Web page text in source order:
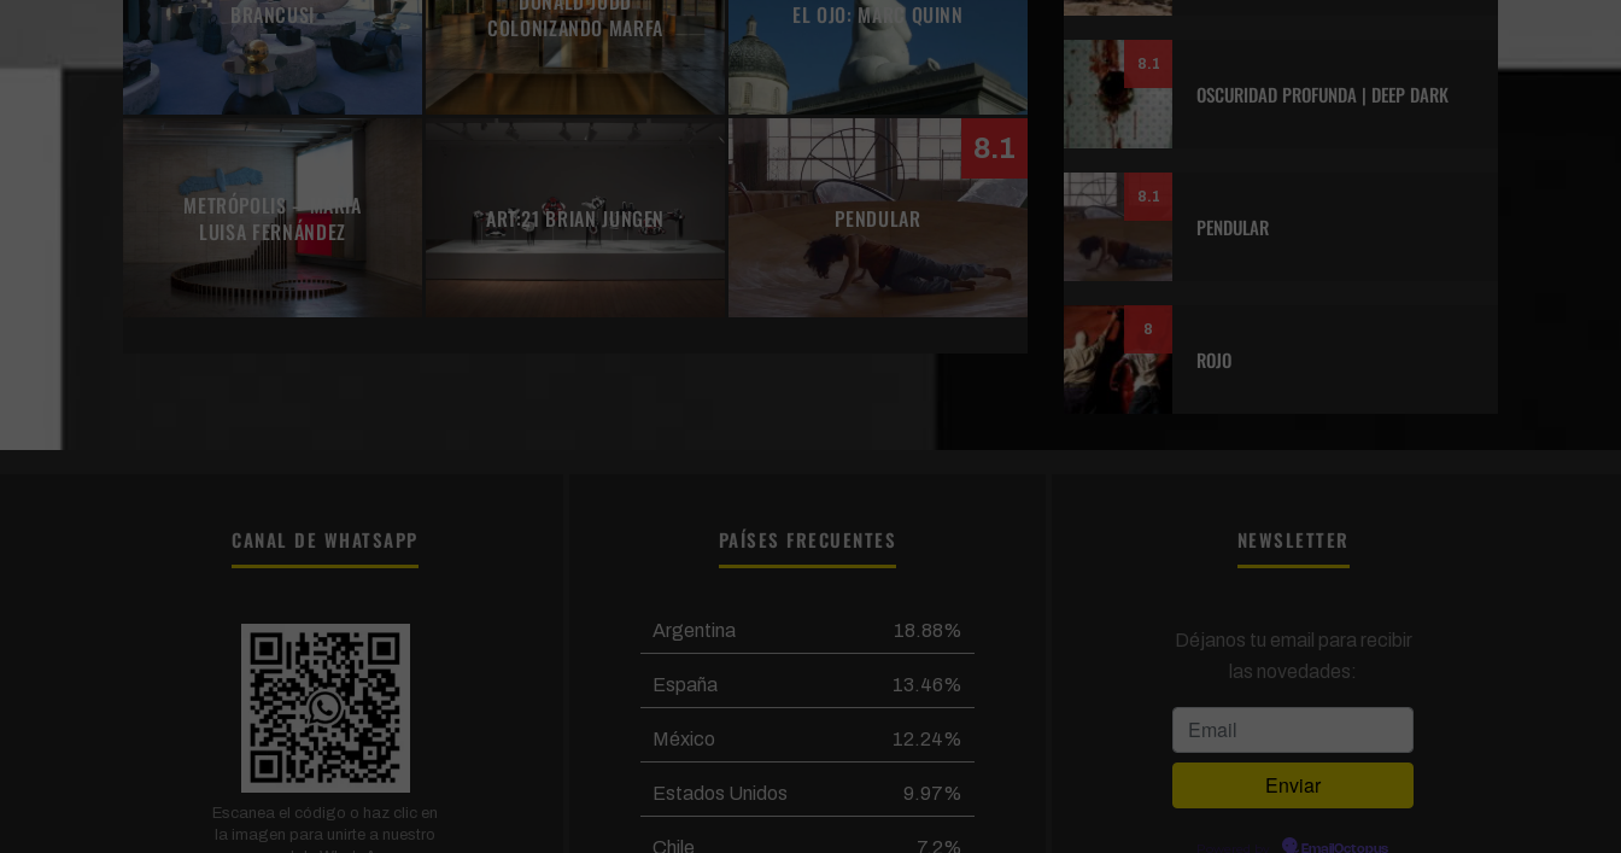
BRANCUSI
COLONIZANDO MARFA
EL OJO: MARC QUINN
METRÓPOLIS – MARÍA
LUISA FERNÁNDEZ
ART:21 BRIAN JUNGEN
8.1
PENDULAR
8.1
OSCURIDAD PROFUNDA | DEEP DARK
8.1
PENDULAR
8
ROJO
CANAL DE WHATSAPP
Escanea el código o haz clic en
la imagen para unirte a nuestro
PAÍSES FRECUENTES
Argentina 18.88%
España 13.46%
México 12.24%
Estados Unidos 9.97%
Chile 7.2%
NEWSLETTER
Déjanos tu email para recibir
las novedades:
EmailOctopus